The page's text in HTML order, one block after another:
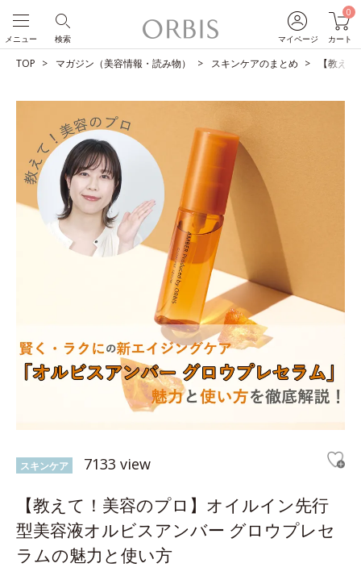
マイページ
0
カート
検索
メニュー
TOP マガジン（美容情報・読み物） スキンケアのまとめ 【教え
スキンケア 7133 view
【教えて！美容のプロ】オイルイン先行
型美容液オルビスアンバー グロウプレセ
ラムの魅力と使い方